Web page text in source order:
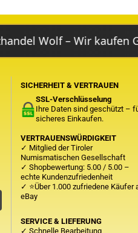
– Wir kaufen Gold-
SICHERHEIT & VERTRAUEN
SSL-Verschlüsselung
Ihre Daten sind geschützt –
sicheres Einkaufen.
VERTRAUENSWÜRDIGKEIT
✓ Mitglied der Tiroler
Numismatischen Gesellschaft
✓ Shopbewertung: 5.00 / 5.00 –
echte Kundenzufriedenheit
✓ ⭐Über 1.000 zufriedene Käufer
eBay
SERVICE & LIEFERUNG
✓ Schnelle Bearbeitung